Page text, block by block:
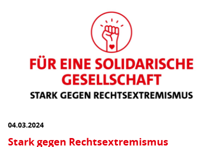
04.03.2024
Stark gegen Rechtsextremismus